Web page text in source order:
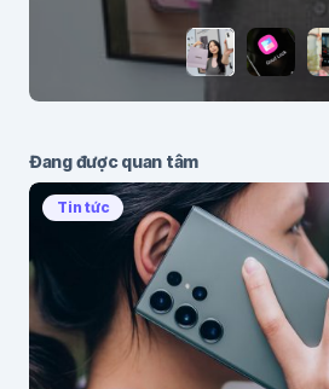
Đang được quan tâm
Tin tức